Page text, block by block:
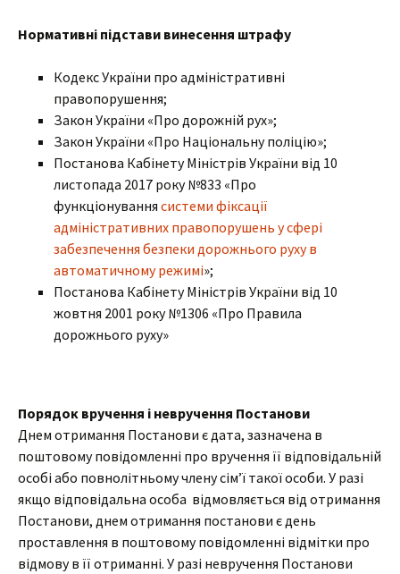
Нормативні підстави винесення штрафу
Кодекс України про адміністративні
правопорушення;
Закон України «Про дорожній рух»;
Закон України «Про Національну поліцію»;
Постанова Кабінету Міністрів України від 10
листопада 2017 року №833 «Про
функціонування системи фіксації
адміністративних правопорушень у сфері
забезпечення безпеки дорожнього руху в
автоматичному режимі»;
Постанова Кабінету Міністрів України від 10
жовтня 2001 року №1306 «Про Правила
дорожнього руху»
Порядок вручення і невручення Постанови
Днем отримання Постанови є дата, зазначена в
поштовому повідомленні про вручення її відповідальній
особі або повнолітньому члену сім’ї такої особи. У разі
якщо відповідальна особа відмовляється від отримання
Постанови, днем отримання постанови є день
проставлення в поштовому повідомленні відмітки про
відмову в її отриманні. У разі невручення Постанови